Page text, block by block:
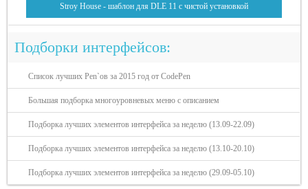
Stroy House - шаблон для DLE 11 с чистой установкой
Подборки интерфейсов:
Список лучших Pen`ов за 2015 год от CodePen
Большая подборка многоуровневых меню с описанием
Подборка лучших элементов интерфейса за неделю (13.09-22.09)
Подборка лучших элементов интерфейса за неделю (13.10-20.10)
Подборка лучших элементов интерфейса за неделю (29.09-05.10)